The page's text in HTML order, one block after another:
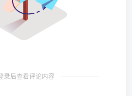
录后查看评论内容